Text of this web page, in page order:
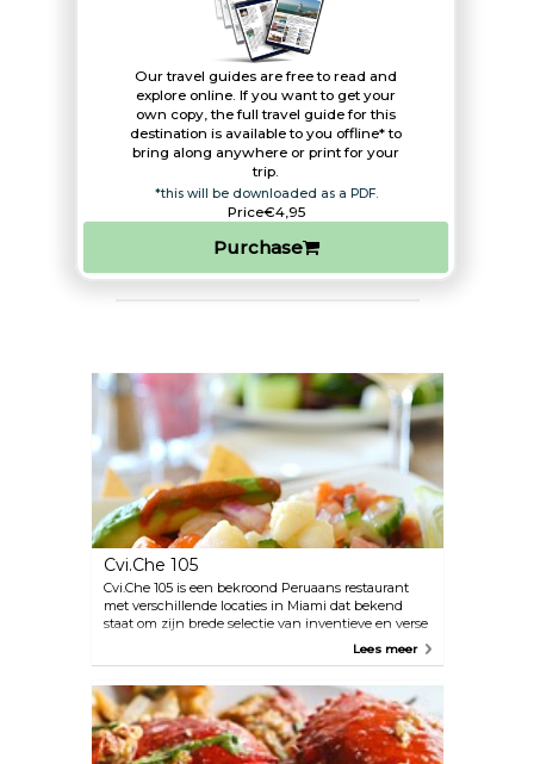
Our travel guides are free to read and
explore online. If you want to get your
own copy, the full travel guide for this
destination is available to you offline* to
bring along anywhere or print for your
trip.​
*this will be downloaded as a PDF.
Price€4,95
Purchase
Cvi.Che 105
Cvi.Che 105 is een bekroond Peruaans restaurant
met verschillende locaties in Miami dat bekend
staat om zijn brede selectie van inventieve en verse
ceviches en andere traditionele gerechten. Van het
Lees meer